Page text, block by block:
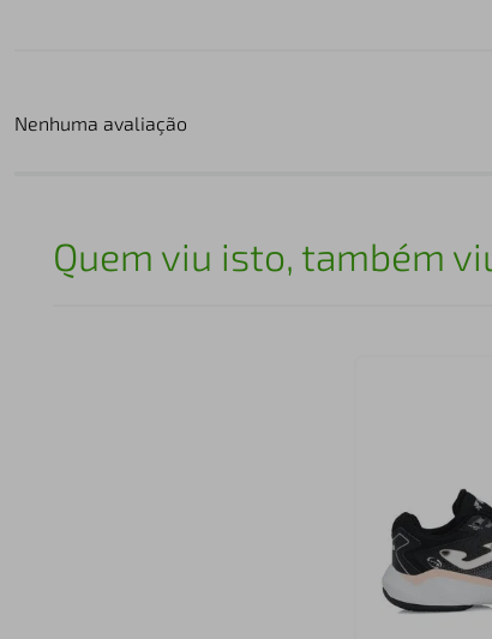
Nenhuma avaliação
Quem viu isto, também